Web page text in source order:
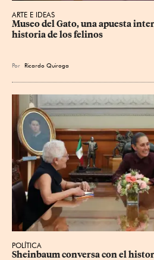
ARTE E IDEAS
Museo del Gato, una apuesta
historia de los felinos
Por Ricardo Quiroga
POLÍTICA
Sheinbaum conversa con el